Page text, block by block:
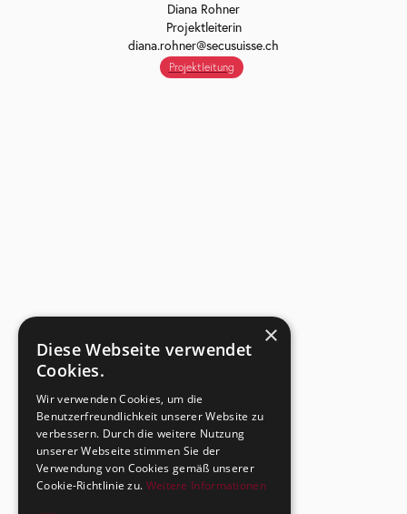
Diana Rohner
Projektleiterin
diana.rohner@secusuisse.ch
Projektleitung
×
Diese Webseite verwendet
Cookies.
Wir verwenden Cookies, um die
Benutzerfreundlichkeit unserer Website zu
verbessern. Durch die weitere Nutzung
unserer Webseite stimmen Sie der
Verwendung von Cookies gemäß unserer
Cookie-Richtlinie zu. Weitere Informationen